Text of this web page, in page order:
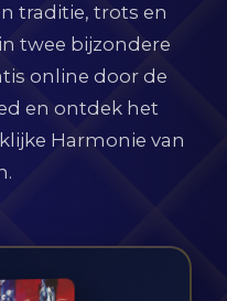
traditie, trots en
twee bijzondere
online door de
en ontdek het
Harmonie van